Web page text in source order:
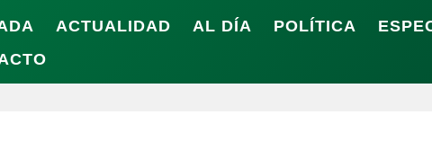
ACTUALIDAD AL DÍA POLÍTICA